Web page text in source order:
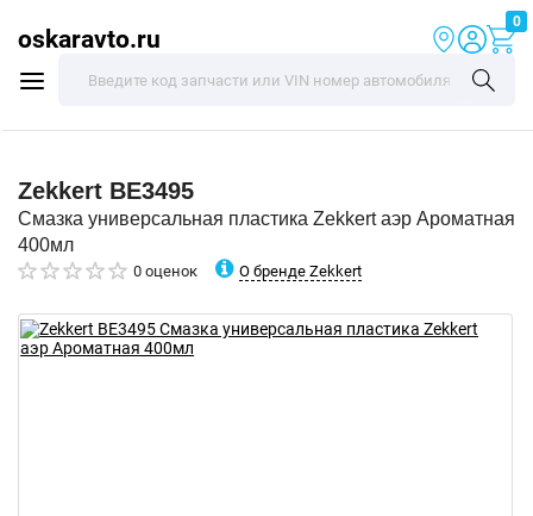
oskaravto.ru
0
Zekkert BE3495
Смазка универсальная пластика Zekkert аэр Ароматная
400мл
0 оценок О бренде Zekkert